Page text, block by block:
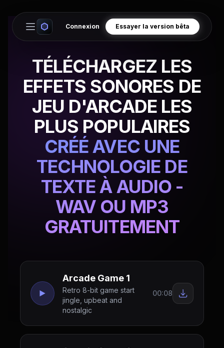
Open main menu
Connexion Essayer la version bêta
TÉLÉCHARGEZ LES
EFFETS SONORES DE
JEU D'ARCADE LES
PLUS POPULAIRES
CRÉÉ AVEC UNE
TECHNOLOGIE DE
TEXTE À AUDIO -
WAV OU MP3
GRATUITEMENT
Arcade Game 1
Retro 8-bit game start
jingle, upbeat and
nostalgic
00:08